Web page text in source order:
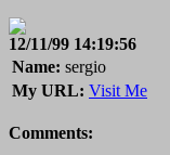
12/11/99 14:19:56
Name: sergio
My URL: Visit Me
Comments: